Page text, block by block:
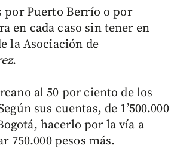
por Puerto Berrío o por
en cada caso sin tener en
la Asociación de
.
al 50 por ciento de los
sus cuentas, de 1’500.000
hacerlo por la vía a
750.000 pesos más.